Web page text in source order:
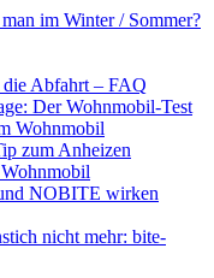
im Winter / Sommer?
die Abfahrt – FAQ
Der Wohnmobil-Test
Wohnmobil
zum Anheizen
NOBITE wirken
nicht mehr: bite-